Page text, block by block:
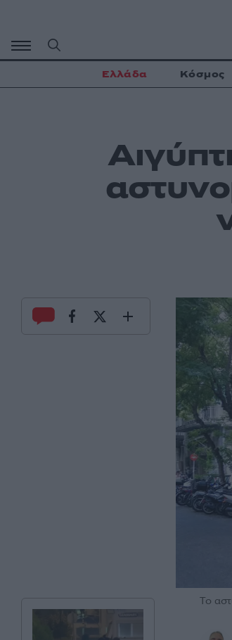
περιεχόμενο
Ελλάδα Κόσμος
Το